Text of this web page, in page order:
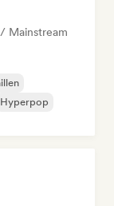
Mainstream
Hyperpop